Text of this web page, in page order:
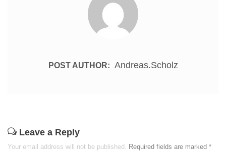
POST AUTHOR: Andreas.scholz
Leave a Reply
Your email address will not be published. Required fields are marked *